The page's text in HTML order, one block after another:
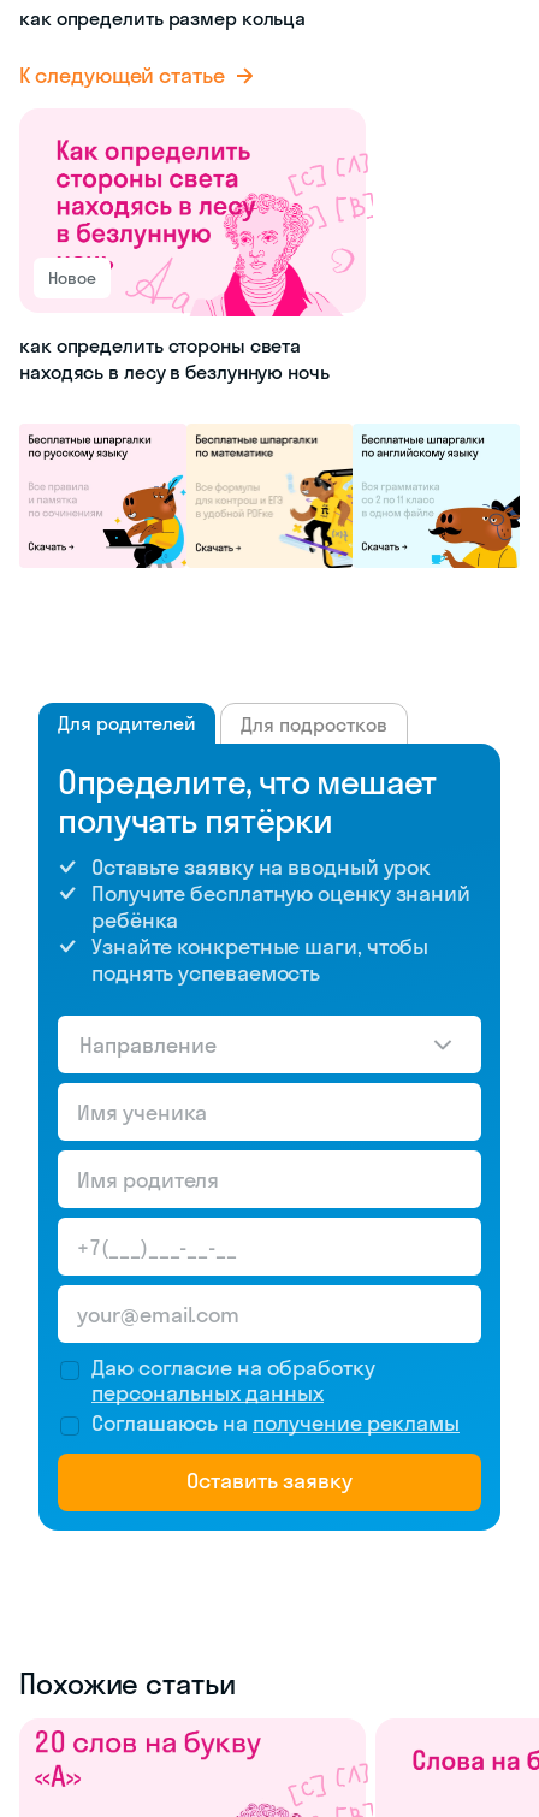
как определить размер кольца
К следующей статье
Новое
как определить стороны света
находясь в лесу в безлунную ночь
Для родителей Для подростков
Определите, что мешает
получать пятёрки
Оставьте заявку на вводный урок
Получите бесплатную оценку знаний
ребёнка
Узнайте конкретные шаги, чтобы
поднять успеваемость
Направление
Даю согласие на обработку
персональных данных
Соглашаюсь на получение рекламы
Оставить заявку
Похожие статьи